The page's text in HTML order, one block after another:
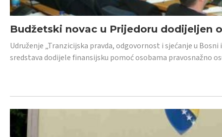
Budžetski novac u Prijedoru dodijeljen
Udruženje „Tranzicijska pravda, odgovornost i sjećanje u
sredstava dodijele finansijsku pomoć osobama pravosnažno